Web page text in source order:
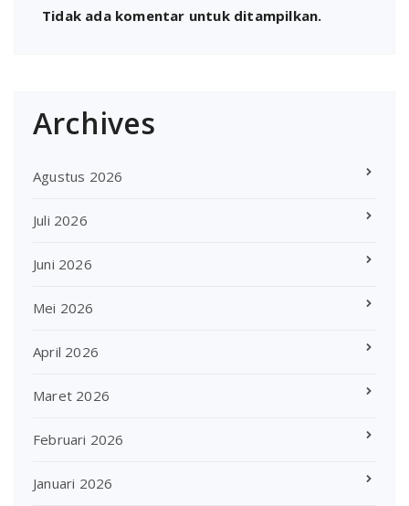
Tidak ada komentar untuk ditampilkan.
Archives
Agustus 2026
Juli 2026
Juni 2026
Mei 2026
April 2026
Maret 2026
Februari 2026
Januari 2026